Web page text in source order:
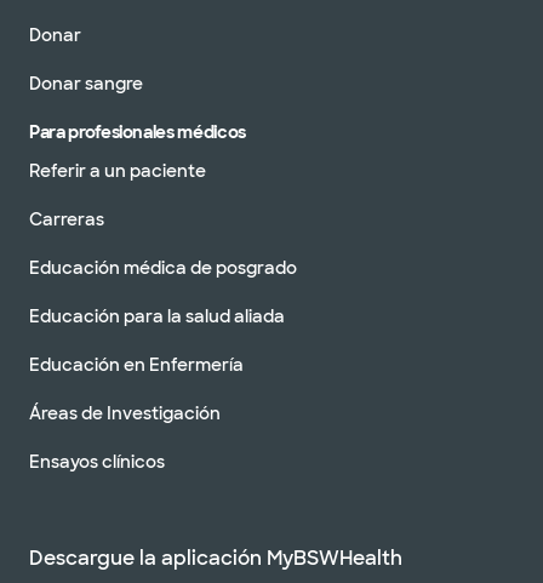
Donar
Donar sangre
Para profesionales médicos
Referir a un paciente
Carreras
Educación médica de posgrado
Educación para la salud aliada
Educación en Enfermería
Áreas de Investigación
Ensayos clínicos
Descargue la aplicación MyBSWHealth